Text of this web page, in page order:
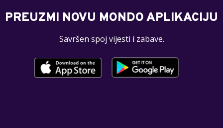
PREUZMI NOVU MONDO APLIKACIJU
Savršen spoj vijesti i zabave.